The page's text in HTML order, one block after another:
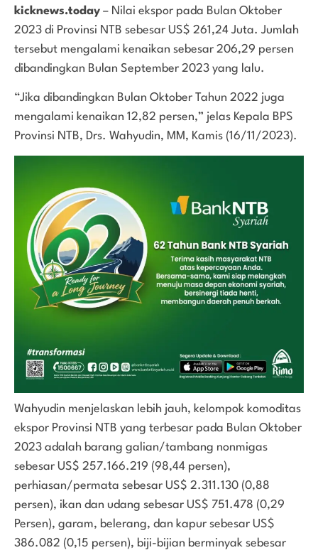
kicknews.today – Nilai ekspor pada Bulan Oktober
2023 di Provinsi NTB sebesar US$ 261,24 Juta. Jumlah
tersebut mengalami kenaikan sebesar 206,29 persen
dibandingkan Bulan September 2023 yang lalu.
“Jika dibandingkan Bulan Oktober Tahun 2022 juga
mengalami kenaikan 12,82 persen,” jelas Kepala BPS
Provinsi NTB, Drs. Wahyudin, MM, Kamis (16/11/2023).
Wahyudin menjelaskan lebih jauh, kelompok komoditas
ekspor Provinsi NTB yang terbesar pada Bulan Oktober
2023 adalah barang galian/tambang nonmigas
sebesar US$ 257.166.219 (98,44 persen),
perhiasan/permata sebesar US$ 2.311.130 (0,88
persen), ikan dan udang sebesar US$ 751.478 (0,29
Persen), garam, belerang, dan kapur sebesar US$
386.082 (0,15 persen), biji-bijian berminyak sebesar